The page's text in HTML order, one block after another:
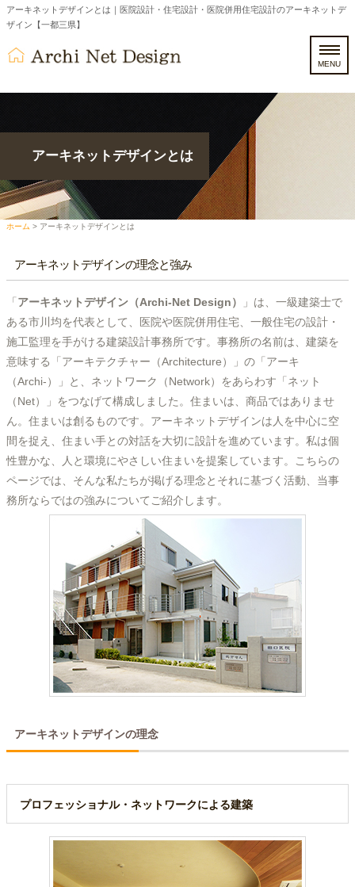
アーキネットデザインとは｜医院設計・住宅設計・医院併用住宅設計のアーキネットデ
ザイン【一都三県】
MENU
アーキネットデザインとは
ホーム > アーキネットデザインとは
アーキネットデザインの理念と強み
「 アーキネットデザイン（Archi-Net Design）
」は、一級建築士で
ある市川均を代表として、医院や医院併用住宅、一般住宅の設計・
施工監理を手がける建築設計事務所です。事務所の名前は、建築を
意味する「アーキテクチャー（Architecture）」の「アーキ
（Archi-）」と、ネットワーク（Network）をあらわす「ネット
（Net）」をつなげて構成しました。住まいは、商品ではありませ
ん。住まいは創るものです。アーキネットデザインは人を中心に空
間を捉え、住まい手との対話を大切に設計を進めています。私は個
性豊かな、人と環境にやさしい住まいを提案しています。こちらの
ページでは、そんな私たちが掲げる理念とそれに基づく活動、当事
務所ならではの強みについてご紹介します。
アーキネットデザインの理念
プロフェッショナル・ネットワークによる建築